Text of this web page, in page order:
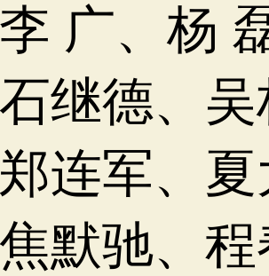
广、杨
继德、
连军、
默驰、